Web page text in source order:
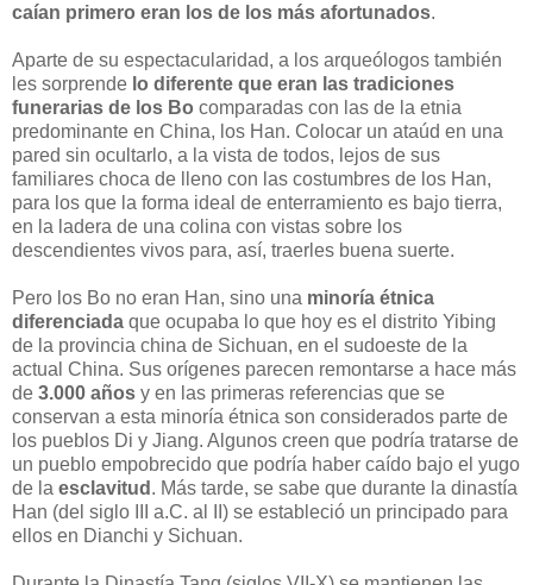
caían primero eran los de los más afortunados.
Aparte de su espectacularidad, a los arqueólogos también
les sorprende lo diferente que eran las tradiciones
funerarias de los Bo comparadas con las de la etnia
predominante en China, los Han. Colocar un ataúd en una
pared sin ocultarlo, a la vista de todos, lejos de sus
familiares choca de lleno con las costumbres de los Han,
para los que la forma ideal de enterramiento es bajo tierra,
en la ladera de una colina con vistas sobre los
descendientes vivos para, así, traerles buena suerte.
Pero los Bo no eran Han, sino una minoría étnica
diferenciada que ocupaba lo que hoy es el distrito Yibing
de la provincia china de Sichuan, en el sudoeste de la
actual China. Sus orígenes parecen remontarse a hace más
de 3.000 años y en las primeras referencias que se
conservan a esta minoría étnica son considerados parte de
los pueblos Di y Jiang. Algunos creen que podría tratarse de
un pueblo empobrecido que podría haber caído bajo el yugo
de la esclavitud . Más tarde, se sabe que durante la dinastía
Han (del siglo III a.C. al II) se estableció un principado para
ellos en Dianchi y Sichuan.